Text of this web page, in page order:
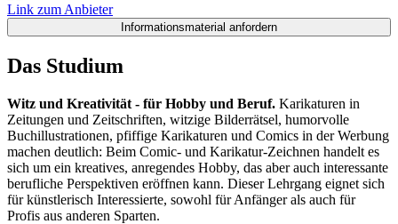
Link zum Anbieter
Das Studium
Witz und Kreativität - für Hobby und Beruf. Karikaturen in
Zeitungen und Zeitschriften, witzige Bilderrätsel, humorvolle
Buchillustrationen, pfiffige Karikaturen und Comics in der Werbung
machen deutlich: Beim Comic- und Karikatur-Zeichnen handelt es
sich um ein kreatives, anregendes Hobby, das aber auch interessante
berufliche Perspektiven eröffnen kann. Dieser Lehrgang eignet sich
für künstlerisch Interessierte, sowohl für Anfänger als auch für
Profis aus anderen Sparten.